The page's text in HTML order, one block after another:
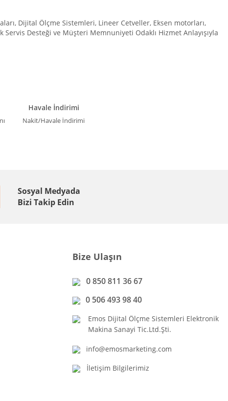
Dijital Ölçme Sistemleri, Lineer Cetveller, Eksen motorları,
Desteği ve Müşteri Memnuniyeti Odaklı Hizmet Anlayışıyla
Havale İndirimi
Nakit/Havale İndirimi
Sosyal Medyada
Bizi Takip Edin
Bize Ulaşın
0 850 811 36 67
0 506 493 98 40
Emos Dijital Ölçme Sistemleri Elektronik
Makina Sanayi Tic.Ltd.Şti.
info@emosmarketing.com
İletişim Bilgilerimiz